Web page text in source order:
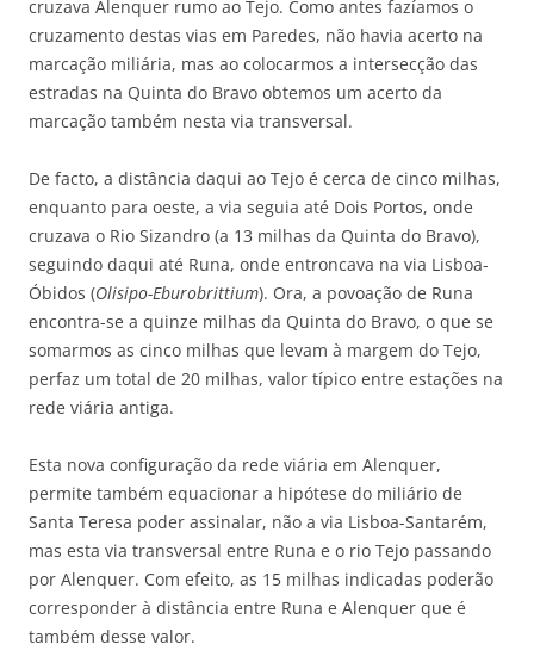
cruzava Alenquer rumo ao Tejo. Como antes fazíamos o
cruzamento destas vias em Paredes, não havia acerto na
marcação miliária, mas ao colocarmos a intersecção das
estradas na Quinta do Bravo obtemos um acerto da
marcação também nesta via transversal.
De facto, a distância daqui ao Tejo é cerca de cinco milhas,
enquanto para oeste, a via seguia até Dois Portos, onde
cruzava o Rio Sizandro (a 13 milhas da Quinta do Bravo),
seguindo daqui até Runa, onde entroncava na via Lisboa-
Óbidos (Olisipo-Eburobrittium). Ora, a povoação de Runa
encontra-se a quinze milhas da Quinta do Bravo, o que se
somarmos as cinco milhas que levam à margem do Tejo,
perfaz um total de 20 milhas, valor típico entre estações na
rede viária antiga.
Esta nova configuração da rede viária em Alenquer,
permite também equacionar a hipótese do miliário de
Santa Teresa poder assinalar, não a via Lisboa-Santarém,
mas esta via transversal entre Runa e o rio Tejo passando
por Alenquer. Com efeito, as 15 milhas indicadas poderão
corresponder à distância entre Runa e Alenquer que é
também desse valor.